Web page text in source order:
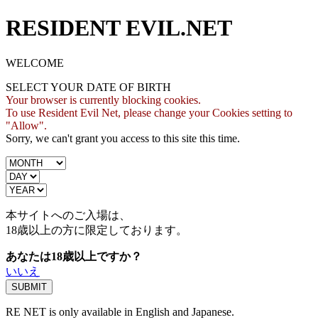
RESIDENT EVIL.NET
WELCOME
SELECT YOUR DATE OF BIRTH
Your browser is currently blocking cookies.
To use Resident Evil Net, please change your Cookies setting to
"Allow".
Sorry, we can't grant you access to this site this time.
本サイトへのご入場は、
18歳以上の方に限定しております。
あなたは18歳以上ですか？
いいえ
RE NET is only available in English and Japanese.